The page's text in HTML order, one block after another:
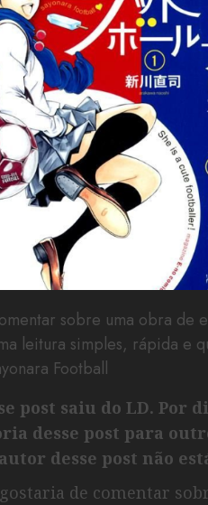
sobre uma obra de
leitura simples, rápida e
Football
post saiu do LD. Por
desse post para
desse post não
de comentar